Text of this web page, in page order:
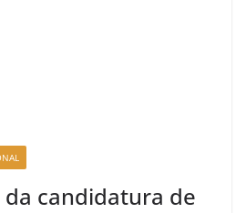
candidatura de